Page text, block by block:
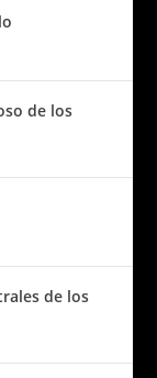
de los
de los